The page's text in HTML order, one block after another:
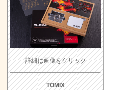
詳細は画像をクリック
TOMIX